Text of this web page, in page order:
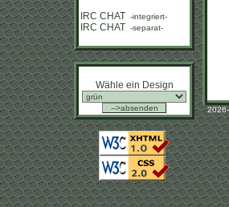
IRC CHAT -integriert-
IRC CHAT -separat-
Wähle ein Design
2026-